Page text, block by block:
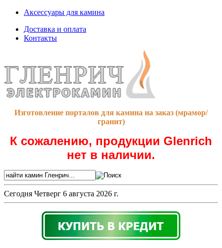
Аксессуары для камина
Доставка и оплата
Контакты
Изготовление порталов для камина на заказ (мрамор/
гранит)
К сожалению, продукции Glenrich
нет в наличии.
Сегодня Четверг 6 августа 2026 г.